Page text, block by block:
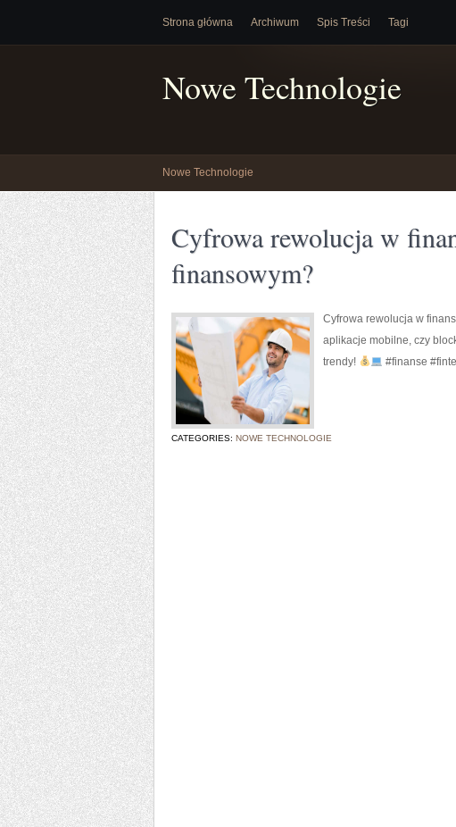
Strona główna Archiwum Spis Treści Tagi
Nowe Technologie
Nowe Technologie
Cyfrowa rewolucja w
finansowym?
Cyfrowa rewolucja w
aplikacje mobilne, czy
trendy!
#finanse
CATEGORIES: NOWE TECHNOLOGIE